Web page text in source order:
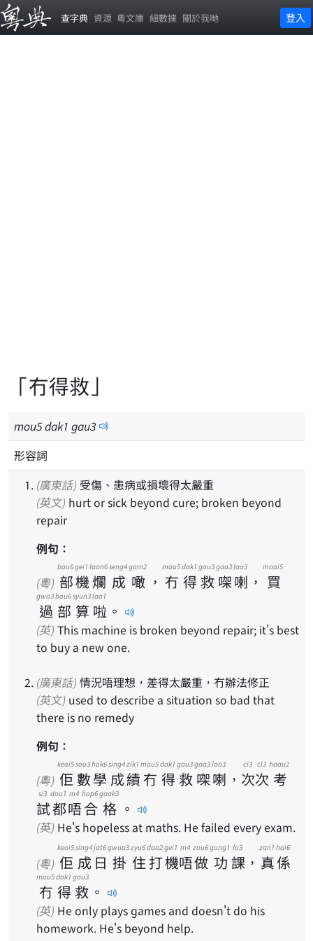
查字典 資源 粵文庫 細數據 關於我哋 登入
「冇得救」
mou5dak1 gau3
形容詞
(廣東話) 受傷、患病或損壞得太嚴重
(英文)
repair
例句：
(粵) 部
bou6
機
gei1
爛
laan6
成
seng4
噉
gam2
， 冇
mou5
得
dak1
救
gau3
㗎
gaa3
喇
laa3
， 買
maai5
過
gwo3
部
bou6
算
syun3
啦
laa1
。
(英) This machine is broken beyond repair; it's best
to buy a new one.
(廣東話) 情況唔理想，差得太嚴重，冇辦法修正
(英文)
there is no remedy
例句：
(粵) 佢
keoi5
數
sou3
學
hok6
成
sing4
績
zik1
冇
mou5
得
dak1
救
gau3
㗎
gaa3
喇
laa3
， 次
ci3
次
ci3
考
haau2
試
si3
都
dou1
唔
m4
合
hap6
格
gaak3
。
(英) He's hopeless at maths. He failed every exam.
(粵) 佢
keoi5
成
sing4
日
jat6
掛
gwaa3
住
zyu6
打
daa2
機
gei1
唔
m4
做
zou6
功
gung1
課
fo3
， 真
zan1
係
hai6
冇
mou5
得
dak1
救
gau3
。
(英) He only plays games and doesn't do his
homework. He's beyond help.